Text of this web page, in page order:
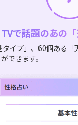
TVで話題のあの
イプ」、60個ある
できます。